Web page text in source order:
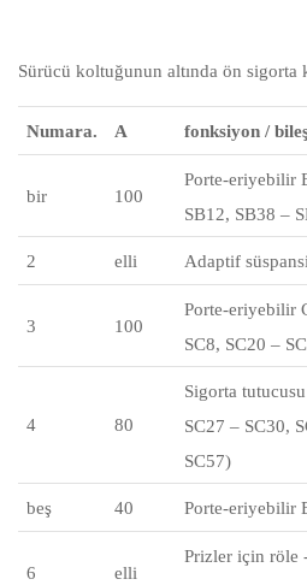
Sürücü koltuğunun altında ön sigorta
Numara. A fonksiyon /
bir 100
Porte-eriyebilir
SB12, SB38 –
2 elli Adaptif
3 100
Porte-eriyebilir
SC8, SC20 –
4 80
Sigorta
SC27 – SC30,
SC57)
beş 40 Porte-eriyebilir
6 elli
Prizler için röle